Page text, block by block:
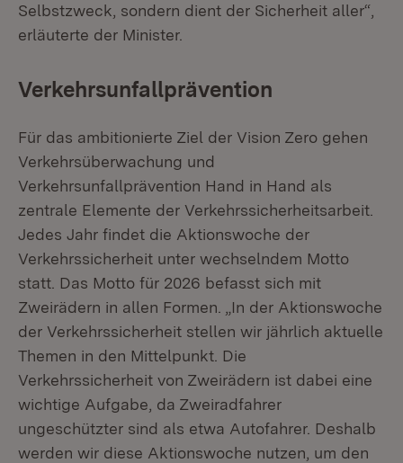
Selbstzweck, sondern dient der Sicherheit aller“,
erläuterte der Minister.
Verkehrsunfallprävention
Für das ambitionierte Ziel der Vision Zero gehen
Verkehrsüberwachung und
Verkehrsunfallprävention Hand in Hand als
zentrale Elemente der Verkehrssicherheitsarbeit.
Jedes Jahr findet die Aktionswoche der
Verkehrssicherheit unter wechselndem Motto
statt. Das Motto für 2026 befasst sich mit
Zweirädern in allen Formen. „In der Aktionswoche
der Verkehrssicherheit stellen wir jährlich aktuelle
Themen in den Mittelpunkt. Die
Verkehrssicherheit von Zweirädern ist dabei eine
wichtige Aufgabe, da Zweiradfahrer
ungeschützter sind als etwa Autofahrer. Deshalb
werden wir diese Aktionswoche nutzen, um den